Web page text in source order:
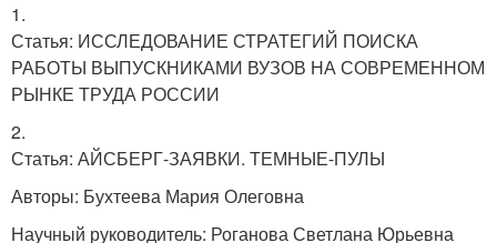
1.
Статья: ИССЛЕДОВАНИЕ СТРАТЕГИЙ ПОИСКА
РАБОТЫ ВЫПУСКНИКАМИ ВУЗОВ НА СОВРЕМЕННОМ
РЫНКЕ ТРУДА РОССИИ
2.
Статья: АЙСБЕРГ-ЗАЯВКИ. ТЕМНЫЕ-ПУЛЫ
Авторы: Бухтеева Мария Олеговна
Научный руководитель: Роганова Светлана Юрьевна